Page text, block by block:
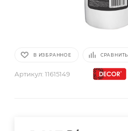
В ИЗБРАННОЕ СРАВНИТЬ
Артикул: 11615149